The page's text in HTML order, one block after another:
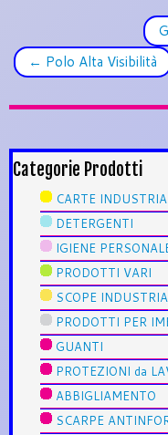
← Polo Alta Visibilità
Categorie Prodotti
CARTE
DETERGENTI
IGIENE
PRODOTTI VARI
SCOPE
PRODOTTI PER
GUANTI
PROTEZIONI da
ABBIGLIAMENTO
SCARPE